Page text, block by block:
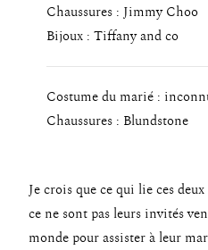
Chaussures : Jimmy Choo
Bijoux : Tiffany and co
Costume du marié :
Chaussures : Blundstone
Je crois que ce qui lie ces
ce ne sont pas leurs invités
monde pour assister à leur